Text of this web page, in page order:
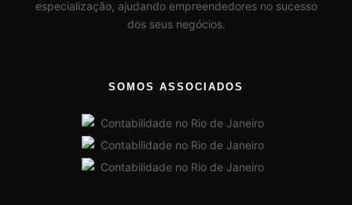
especialização, ajudando empreendedores no sucesso
dos seus negócios.
SOMOS ASSOCIADOS